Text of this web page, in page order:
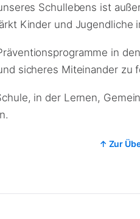
Schullebens ist
Kinder und Jugendliche
in
sicheres Miteinander zu
in der Lernen,
↑ Zur